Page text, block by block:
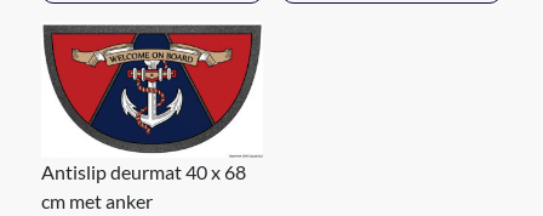
Antislip deurmat 40 x 68
cm met anker